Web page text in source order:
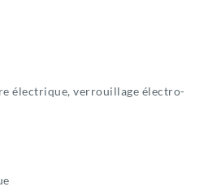
électrique, verrouillage électro-